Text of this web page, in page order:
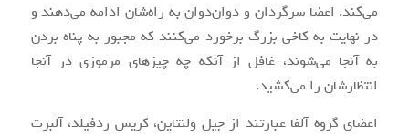
می‌کند. اعضا سرگردان و دوان‌دوان به راه‌شان ادامه می‌دهند و
در نهایت به کاخی بزرگ برخورد می‌کنند که مجبور به پناه بردن
به آنجا می‌شوند، غافل از آنکه چه چیزهای مرموزی در آنجا
انتظارشان را می‌کشید.
اعضای گروه آلفا عبارتند از جیل ولنتاین، کریس ردفیلد، آلبرت